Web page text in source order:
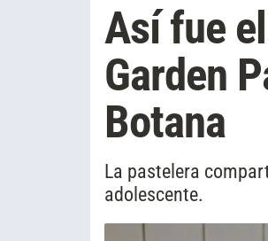
Así fue
Garden
Botana
La pastelera
adolescente.